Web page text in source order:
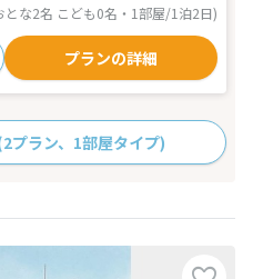
とな2名 こども0名・1部屋/1泊2日)
プランの詳細
プラン、1部屋タイプ)